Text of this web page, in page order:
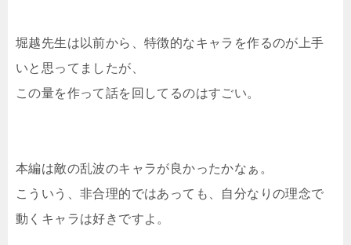
堀越先生は以前から、特徴的なキャラを作るのが上手
いと思ってましたが、
この量を作って話を回してるのはすごい。
本編は敵の乱波のキャラが良かったかなぁ。
こういう、非合理的ではあっても、自分なりの理念で
動くキャラは好きですよ。